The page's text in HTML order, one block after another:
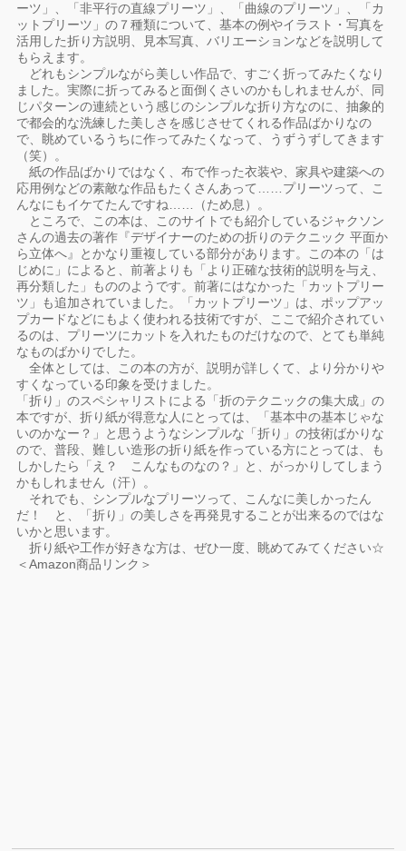
ーツ」、「非平行の直線プリーツ」、「曲線のプリーツ」、「カ
ットプリーツ」の７種類について、基本の例やイラスト・写真を
活用した折り方説明、見本写真、バリエーションなどを説明して
もらえます。
どれもシンプルながら美しい作品で、すごく折ってみたくなり
ました。実際に折ってみると面倒くさいのかもしれませんが、同
じパターンの連続という感じのシンプルな折り方なのに、抽象的
で都会的な洗練した美しさを感じさせてくれる作品ばかりなの
で、眺めているうちに作ってみたくなって、うずうずしてきます
（笑）。
紙の作品ばかりではなく、布で作った衣装や、家具や建築への
応用例などの素敵な作品もたくさんあって……プリーツって、こ
んなにもイケてたんですね……（ため息）。
ところで、この本は、このサイトでも紹介しているジャクソン
さんの過去の著作『デザイナーのための折りのテクニック 平面か
ら立体へ』とかなり重複している部分があります。この本の「は
じめに」によると、前著よりも「より正確な技術的説明を与え、
再分類した」もののようです。前著にはなかった「カットプリー
ツ」も追加されていました。「カットプリーツ」は、ポップアッ
プカードなどにもよく使われる技術ですが、ここで紹介されてい
るのは、プリーツにカットを入れたものだけなので、とても単純
なものばかりでした。
全体としては、この本の方が、説明が詳しくて、より分かりや
すくなっている印象を受けました。
「折り」のスペシャリストによる「折のテクニックの集大成」の
本ですが、折り紙が得意な人にとっては、「基本中の基本じゃな
いのかなー？」と思うようなシンプルな「折り」の技術ばかりな
ので、普段、難しい造形の折り紙を作っている方にとっては、も
しかしたら「え？ こんなものなの？」と、がっかりしてしまう
かもしれません（汗）。
それでも、シンプルなプリーツって、こんなに美しかったん
だ！ と、「折り」の美しさを再発見することが出来るのではな
いかと思います。
折り紙や工作が好きな方は、ぜひ一度、眺めてみてください☆
＜Amazon商品リンク＞